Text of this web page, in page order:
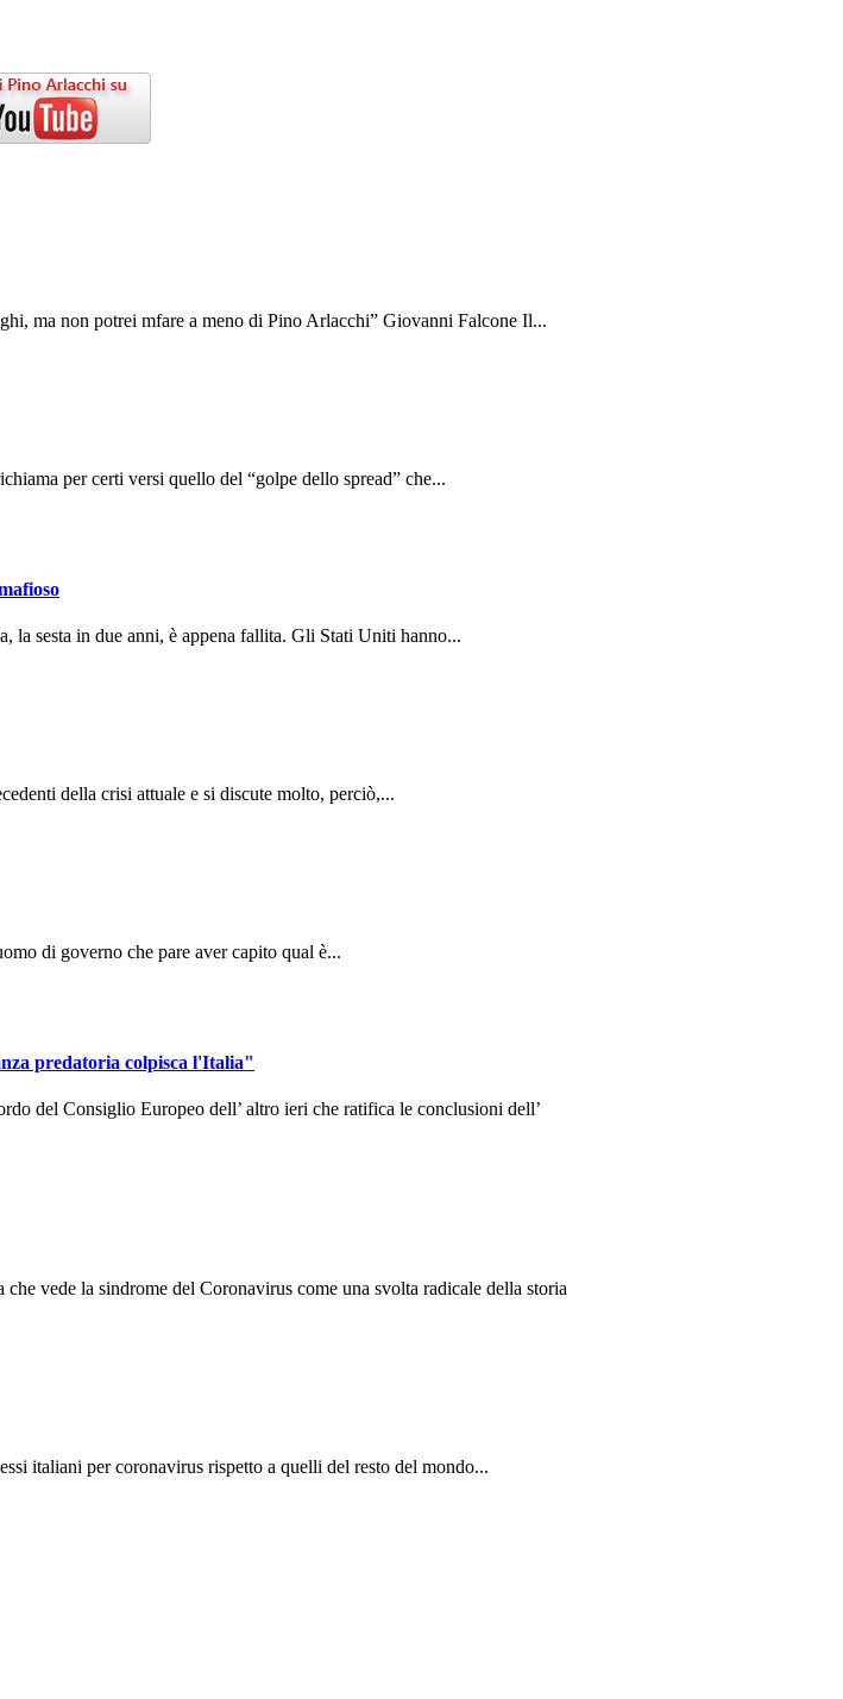
ma non potrei mfare a meno di Pino Arlacchi” Giovanni Falcone Il...
per certi versi quello del “golpe dello spread” che...
la sesta in due anni, è appena fallita. Gli Stati Uniti hanno...
della crisi attuale e si discute molto, perciò,...
di governo che pare aver capito qual è...
predatoria colpisca l'Italia"
del Consiglio Europeo dell’ altro ieri che ratifica le conclusioni dell’
vede la sindrome del Coronavirus come una svolta radicale della storia
italiani per coronavirus rispetto a quelli del resto del mondo...